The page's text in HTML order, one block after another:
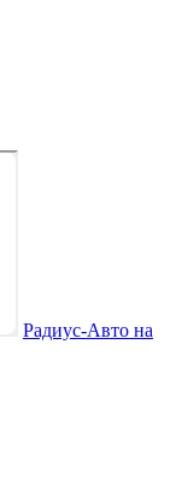
Радиус-Авто на